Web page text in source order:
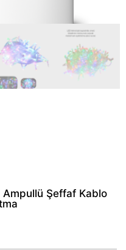
Şeffaf Kablo